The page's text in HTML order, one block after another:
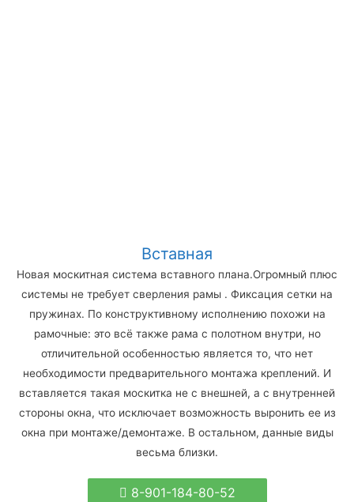
Вставная
Новая москитная система вставного плана.Огромный плюс
системы не требует сверления рамы . Фиксация сетки на
пружинах. По конструктивному исполнению похожи на
рамочные: это всё также рама с полотном внутри, но
отличительной особенностью является то, что нет
необходимости предварительного монтажа креплений. И
вставляется такая москитка не с внешней, а с внутренней
стороны окна, что исключает возможность выронить ее из
окна при монтаже/демонтаже. В остальном, данные виды
весьма близки.
8-901-184-80-52